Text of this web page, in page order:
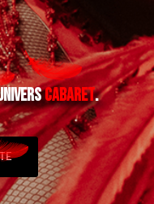
CABARET.